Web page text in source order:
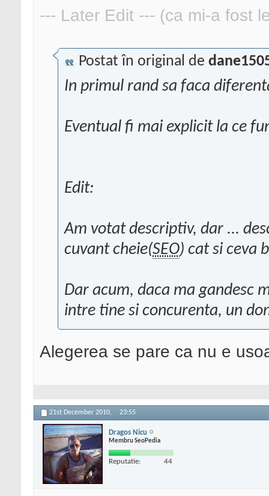
--- Later Edit --- (ca mi-a fost
Postat în original de
In primul rand sa faca
Eventual fi mai explicit la ce
Edit:
Am votat descriptiv, dar ...
cuvant cheie(SEO) cat si ceva
Dar acum, daca ma gandesc
intre tine si concurenta, un
Alegerea se pare ca nu e
21st December 2010, 23:55
Dragos Nicu
Membru SeoPedia
Reputatie: 44